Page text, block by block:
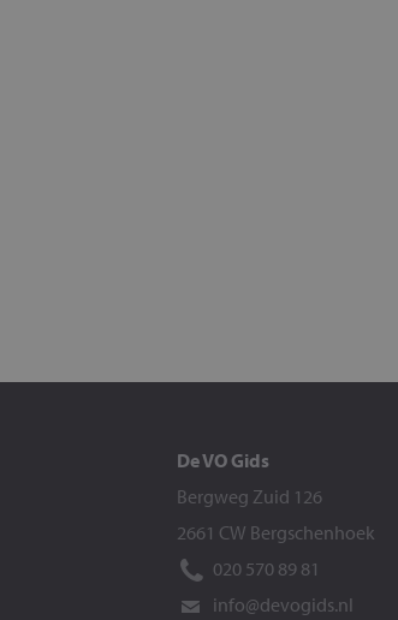
De VO Gids
Bergweg Zuid 126
2661 CW Bergschenhoek
020 570 89 81
info@devogids.nl